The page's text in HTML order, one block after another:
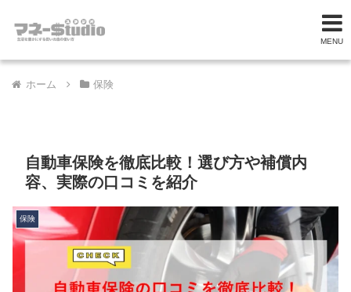
MENU
ホーム 保険
自動車保険を徹底比較！選び方や補償内
容、実際の口コミを紹介
保険